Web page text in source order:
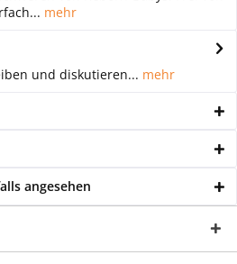
mehr
und diskutieren... mehr
angesehen